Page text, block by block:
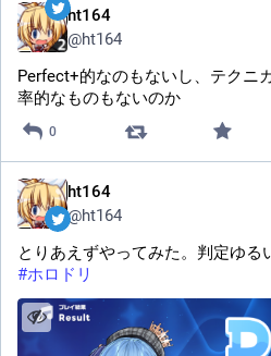
ht164
@ht164
Perfect+的なのもないし、テクニ
率的なものもないのか
0
ht164
@ht164
とりあえずやってみた。判定ゆる
#ホロドリ